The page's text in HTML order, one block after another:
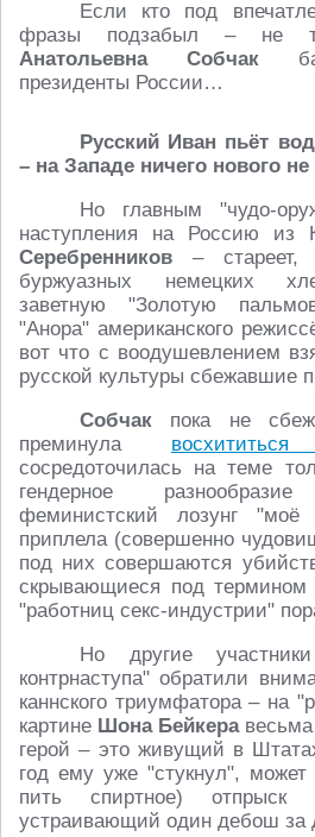
Если кто под
фразы подзабыл – не
Анатольевна Собчак
президенты России…
Русский Иван пьёт
– на Западе ничего нового
Но главным "чудо-
наступления на Россию из
Серебренников –
буржуазных немецких
заветную "Золотую
"Анора" американского
вот что с воодушевлением
русской культуры сбежавшие
Собчак пока не
преминула
сосредоточилась на теме
гендерное
феминистский лозунг
приплела (совершенно
под них совершаются
скрывающиеся под термином
"работниц секс-индустрии"
Но другие
контрнаступа" обратили
каннского триумфатора – на
картине Шона Бейкеравесьма
герой – это живущий в
год ему уже "стукнул", может
пить спиртное) отпрыск
устраивающий один дебош за